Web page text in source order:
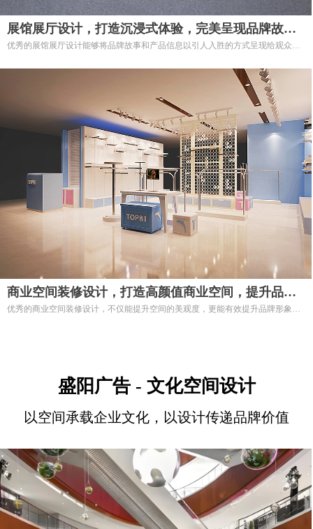
展馆展厅设计，打造沉浸式体验，完美呈现品牌故事
——专业展馆展厅设计服务
优秀的展馆展厅设计能够将品牌故事和产品信息以引人入胜的方式呈现给观众，
商业空间装修设计，打造高颜值商业空间，提升品牌
价值——专业商业空间装修设计服务
优秀的商业空间装修设计，不仅能提升空间的美观度，更能有效提升品牌形象，
盛阳广告 - 文化空间设计
以空间承载企业文化，以设计传递品牌价值